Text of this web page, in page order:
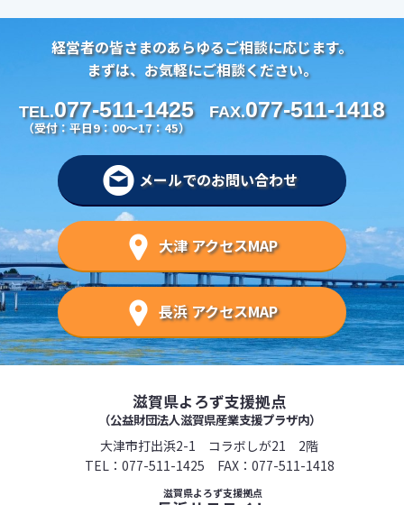
経営者の皆さまのあらゆるご相談に応じます。
まずは、お気軽にご相談ください。
TEL.077-511-1425
（受付：平日9：00～17：45）
FAX.077-511-1418
メールでのお問い合わせ
大津 アクセスMAP
長浜 アクセスMAP
滋賀県よろず支援拠点
（公益財団法人滋賀県産業支援プラザ内）
大津市打出浜2-1 コラボしが21 2階
TEL： 077-511-1425 FAX：077-511-1418
滋賀県よろず支援拠点